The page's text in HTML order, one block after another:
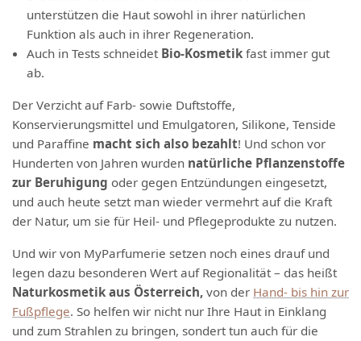
unterstützen die Haut sowohl in ihrer natürlichen
Funktion als auch in ihrer Regeneration.
Auch in Tests schneidet Bio-Kosmetik fast immer gut
ab.
Der Verzicht auf Farb- sowie Duftstoffe,
Konservierungsmittel und Emulgatoren, Silikone, Tenside
und Paraffine macht sich also bezahlt! Und schon vor
Hunderten von Jahren wurden natürliche Pflanzenstoffe
zur Beruhigung oder gegen Entzündungen eingesetzt,
und auch heute setzt man wieder vermehrt auf die Kraft
der Natur, um sie für Heil- und Pflegeprodukte zu nutzen.
Und wir von MyParfumerie setzen noch eines drauf und
legen dazu besonderen Wert auf Regionalität – das heißt
Naturkosmetik aus Österreich, von der Hand- bis hin zur
Fußpflege. So helfen wir nicht nur Ihre Haut in Einklang
und zum Strahlen zu bringen, sondert tun auch für die